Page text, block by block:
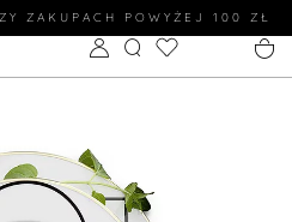
ZAKUPACH POWYŻEJ 100 ZŁ